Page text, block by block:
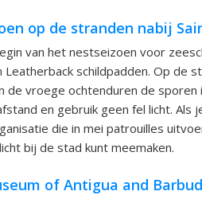
op de stranden nabij
van het nestseizoen voor
Leatherback schildpadden. Op de
in de vroege ochtenduren de
en gebruik geen fel licht.
die in mei patrouilles
bij de stad kunt meemaken.
of Antigua and